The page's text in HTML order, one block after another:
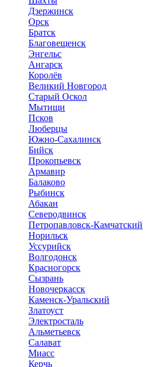
Дзержинск
Орск
Братск
Благовещенск
Энгельс
Ангарск
Королёв
Великий Новгород
Старый Оскол
Мытищи
Псков
Люберцы
Южно-Сахалинск
Бийск
Прокопьевск
Армавир
Балаково
Рыбинск
Абакан
Северодвинск
Петропавловск-Камчатский
Норильск
Уссурийск
Волгодонск
Красногорск
Сызрань
Новочеркасск
Каменск-Уральский
Златоуст
Электросталь
Альметьевск
Салават
Миасс
Керчь